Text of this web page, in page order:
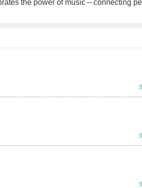
the power of music – connecting